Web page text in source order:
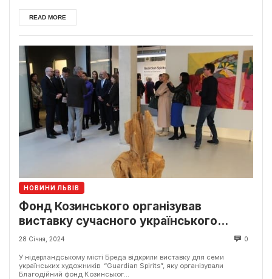
READ MORE
НОВИНИ ЛЬВІВ
Фонд Козинського організував
виставку сучасного українського
мистецтва у Нідерландах
28 Січня, 2024 0
У нідерландському місті Бреда відкрили виставку для семи
українських художників “Guardian Spirits”, яку організували
Благодійний фонд Козинськог...